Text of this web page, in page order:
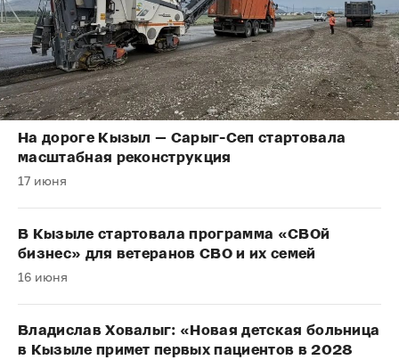
На дороге Кызыл — Сарыг-Сеп стартовала
масштабная реконструкция
17 июня
В Кызыле стартовала программа «СВОй
бизнес» для ветеранов СВО и их семей
16 июня
Владислав Ховалыг: «Новая детская больница
в Кызыле примет первых пациентов в 2028